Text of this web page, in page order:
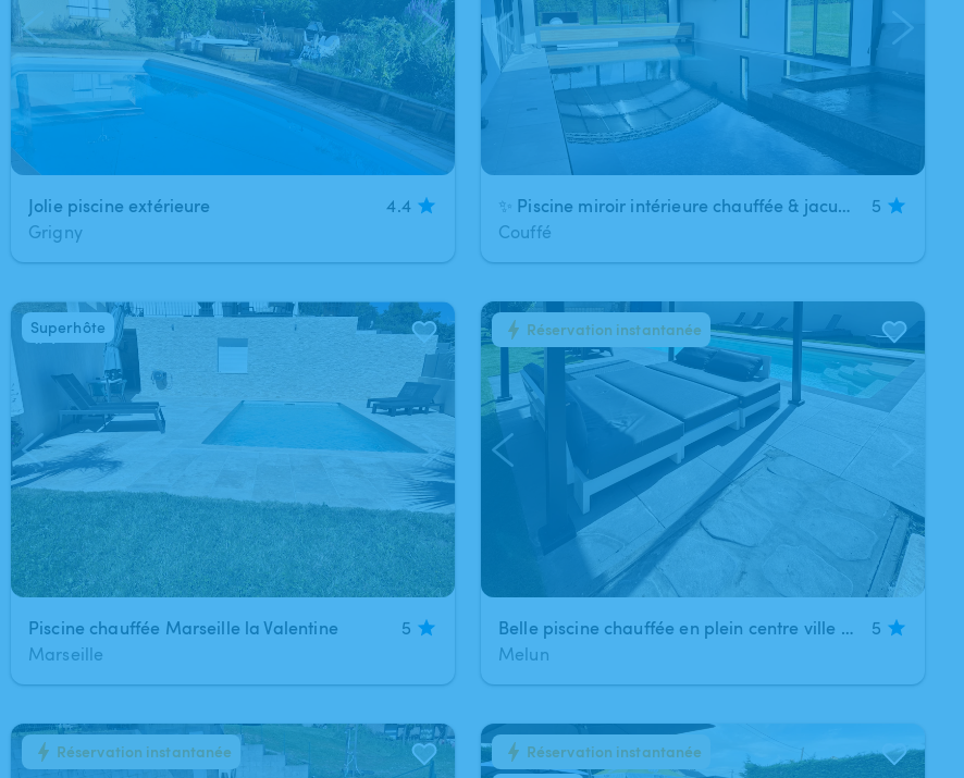
Jolie piscine extérieure
4.4
Grigny
✨ Piscine miroir intérieure chauffée & jacuzzi
5
Couffé
1/4
Piscine chauffée Marseille la Valentine
5
Marseille
Superhôte 1/9
Belle piscine chauffée en plein centre ville Melun
5
Melun
Réservation instantanée
1/4 Réservation instantanée 1/9 Réservation instantanée